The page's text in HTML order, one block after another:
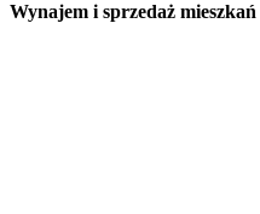
Wynajem i sprzedaż